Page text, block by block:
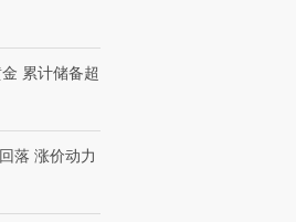
累计储备超
落 涨价动力